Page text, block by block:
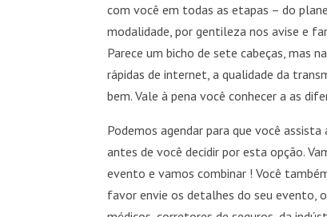
com você em todas as etapas – do
modalidade, por gentileza nos avise e
Parece um bicho de sete cabeças, mas
rápidas de internet, a qualidade da
bem. Vale à pena você conhecer a as
Podemos agendar para que você
antes de você decidir por esta opção.
evento e vamos combinar ! Você
favor envie os detalhes do seu evento,